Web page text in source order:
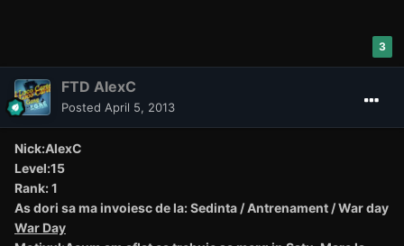
3
FTD AlexC
Posted April 5, 2013
Nick:AlexC
Level:15
Rank: 1
As dori sa ma invoiesc de la: Sedinta / Antrenament / War day
War Day